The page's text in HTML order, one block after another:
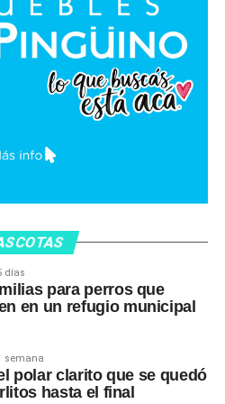
días
para perros que
en un refugio municipal
semana
polar clarito que se quedó
hasta el final